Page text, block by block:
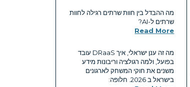
מה ההבדל בין חוות שרתים רגילה לחוות
שרתים ל-AI?
Read More
מה זה ענן ישראלי, איך DRaaS עובד
בפועל, ולמה רגולציה וריבונות מידע
משנים את חוקי המשחק לארגונים
בישראל ב 2026. חלופה: